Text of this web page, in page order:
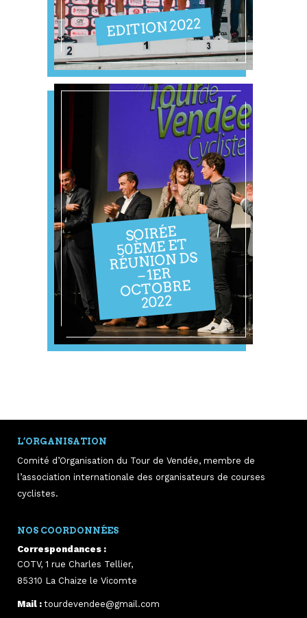
EDITION 2022
SOIRÉE
50ÈME ET
RÉUNION DS
– 1ER
OCTOBRE
2022
L’ORGANISATION
Comité d’Organisation du Tour de Vendée, membre de
l’association internationale des organisateurs de courses
cyclistes.
NOS COORDONNÉES
Correspondances :
COTV, 1 rue Charles Tellier,
85310 La Chaize le Vicomte
Mail : tourdevendee@gmail.com